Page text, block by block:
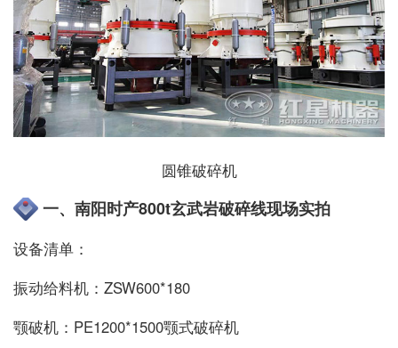
圆锥破碎机
一、南阳时产800t玄武岩破碎线现场实拍
设备清单：
振动给料机：ZSW600*180
颚破机：PE1200*1500颚式破碎机